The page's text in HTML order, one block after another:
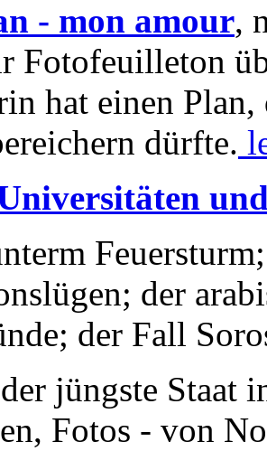
- mon amour,
Fotofeuilleton
hat einen Plan,
dürfte.
der
der Fall
jüngste Staat
Fotos - von